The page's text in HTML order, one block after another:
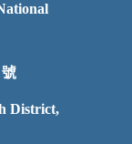
District,